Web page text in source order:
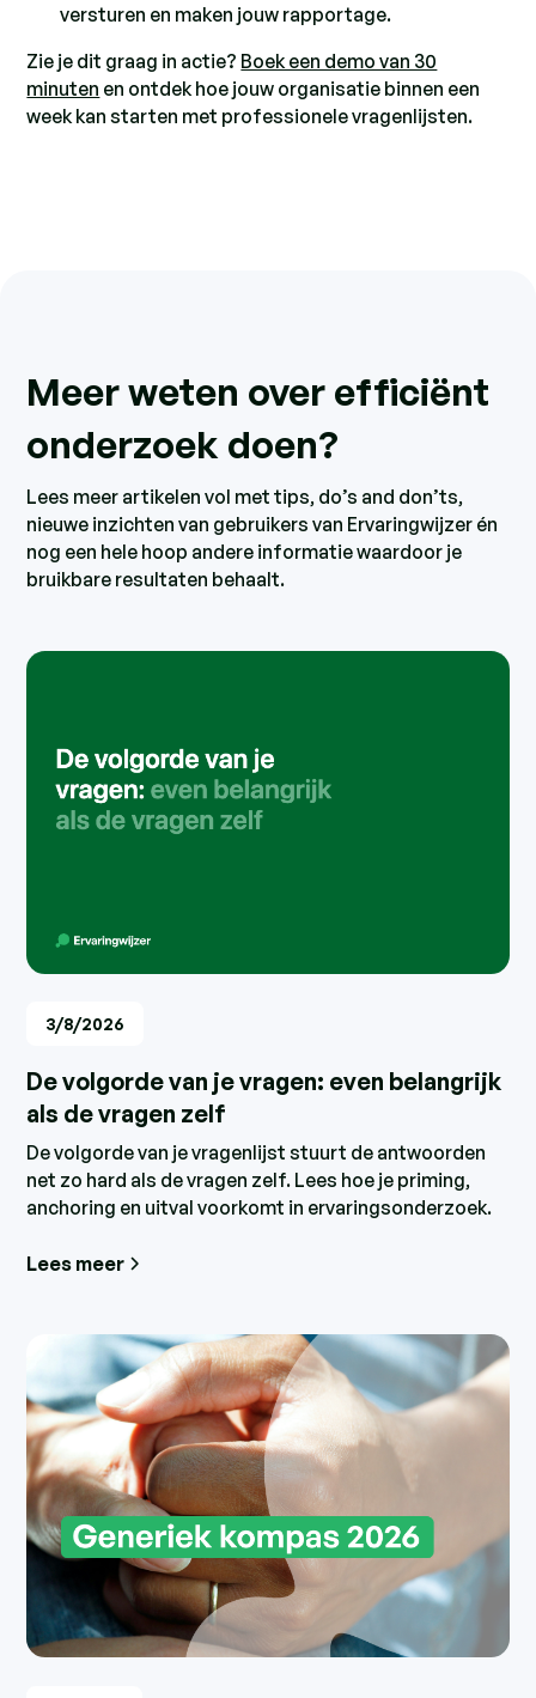
versturen en maken jouw rapportage.
Zie je dit graag in actie? Boek een demo van 30
minuten en ontdek hoe jouw organisatie binnen een
week kan starten met professionele vragenlijsten.
Meer weten over efficiënt
onderzoek doen?
Lees meer artikelen vol met tips, do’s and don’ts,
nieuwe inzichten van gebruikers van Ervaringwijzer én
nog een hele hoop andere informatie waardoor je
bruikbare resultaten behaalt.
3/8/2026
De volgorde van je vragen: even belangrijk
als de vragen zelf
De volgorde van je vragenlijst stuurt de antwoorden
net zo hard als de vragen zelf. Lees hoe je priming,
anchoring en uitval voorkomt in ervaringsonderzoek.
Lees meer